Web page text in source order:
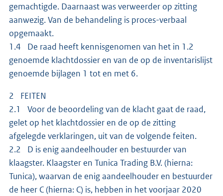
gemachtigde. Daarnaast was verweerder op zitting
aanwezig. Van de behandeling is proces-verbaal
opgemaakt.
1.4 De raad heeft kennisgenomen van het in 1.2
genoemde klachtdossier en van de op de inventarislijst
genoemde bijlagen 1 tot en met 6.
2 FEITEN
2.1 Voor de beoordeling van de klacht gaat de raad,
gelet op het klachtdossier en de op de zitting
afgelegde verklaringen, uit van de volgende feiten.
2.2 D is enig aandeelhouder en bestuurder van
klaagster. Klaagster en Tunica Trading B.V. (hierna:
Tunica), waarvan de enig aandeelhouder en bestuurder
de heer C (hierna: C) is, hebben in het voorjaar 2020